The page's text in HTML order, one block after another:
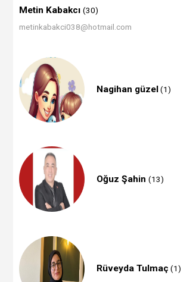
Metin Kabakcı (30)
metinkabakci038@hotmail.com
Nagihan güzel(1)
Oğuz Şahin (13)
Rüveyda Tulmaç (1)